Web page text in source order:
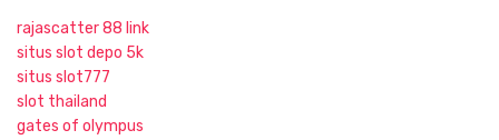
rajascatter 88 link
situs slot depo 5k
situs slot777
slot thailand
gates of olympus